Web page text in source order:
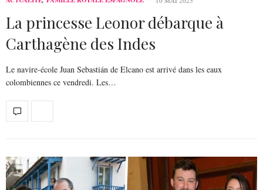
La princesse Leonor débarque à
Carthagène des Indes
Le navire-école Juan Sebastián de Elcano est arrivé dans les eaux
colombiennes ce vendredi. Les…